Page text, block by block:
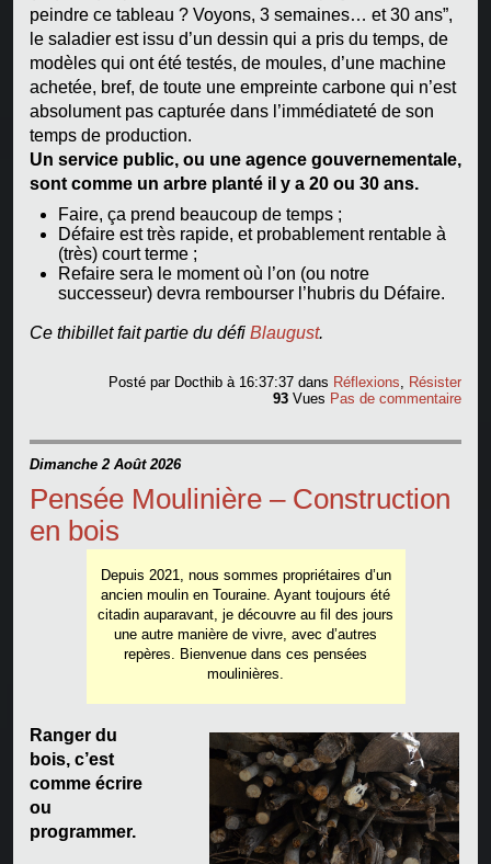
peindre ce tableau ? Voyons, 3 semaines… et 30 ans”,
le saladier est issu d’un dessin qui a pris du temps, de
modèles qui ont été testés, de moules, d’une machine
achetée, bref, de toute une empreinte carbone qui n’est
absolument pas capturée dans l’immédiateté de son
temps de production.
Un service public, ou une agence gouvernementale,
sont comme un arbre planté il y a 20 ou 30 ans.
Faire, ça prend beaucoup de temps ;
Défaire est très rapide, et probablement rentable à
(très) court terme ;
Refaire sera le moment où l’on (ou notre
successeur) devra rembourser l’hubris du Défaire.
Ce thibillet fait partie du défi Blaugust.
Posté par Docthib à 16:37:37dans Réflexions
Résister
93 Vues Pas de commentaire
Dimanche 2 Août 2026
Pensée Moulinière – Construction
en bois
Depuis 2021, nous sommes propriétaires d’un
ancien moulin en Touraine. Ayant toujours été
citadin auparavant, je découvre au fil des jours
une autre manière de vivre, avec d’autres
repères. Bienvenue dans ces pensées
moulinières.
Ranger du
bois, c’est
comme écrire
ou
programmer.